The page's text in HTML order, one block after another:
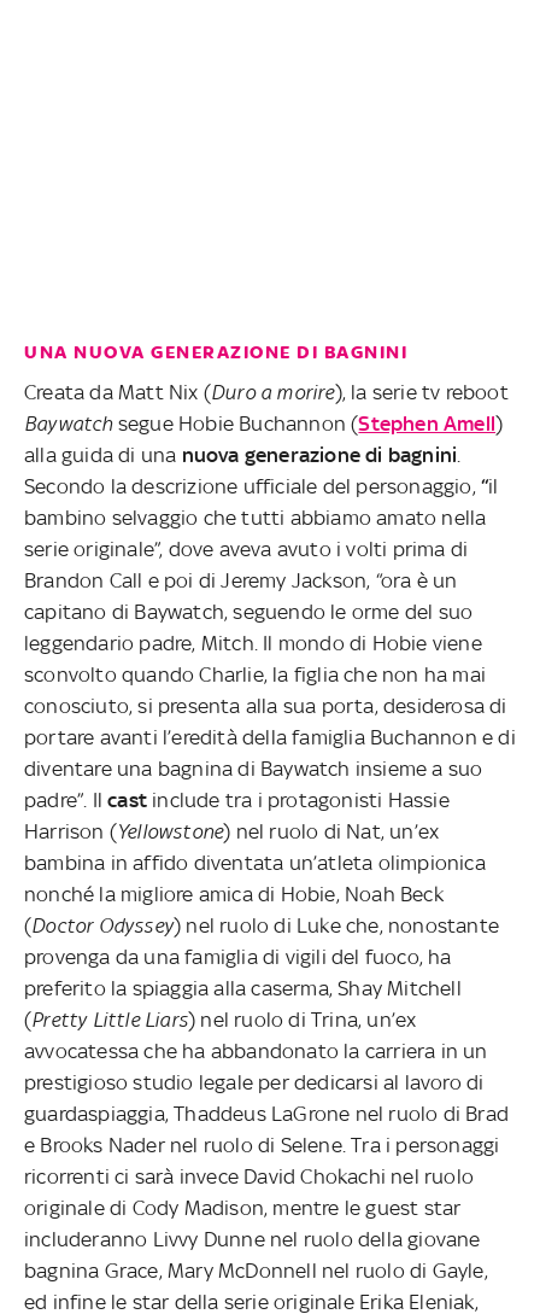
UNA NUOVA GENERAZIONE DI BAGNINI
Creata da Matt Nix (Duro a morire), la serie tv reboot
Baywatch segue Hobie Buchannon (Stephen Amell)
alla guida di una nuova generazione di bagnini
Secondo la descrizione ufficiale del personaggio,“il
bambino selvaggio che tutti abbiamo amato nella
serie originale”, dove aveva avuto i volti prima di
Brandon Call e poi di Jeremy Jackson, “ora è un
capitano di Baywatch, seguendo le orme del suo
leggendario padre, Mitch. Il mondo di Hobie viene
sconvolto quando Charlie, la figlia che non ha mai
conosciuto, si presenta alla sua porta, desiderosa di
portare avanti l’eredità della famiglia Buchannon e di
diventare una bagnina di Baywatch insieme a suo
padre”. Ilcast include tra i protagonisti Hassie
Harrison (Yellowstone) nel ruolo di Nat, un’ex
bambina in affido diventata un’atleta olimpionica
nonché la migliore amica di Hobie, Noah Beck
(Doctor Odyssey) nel ruolo di Luke che, nonostante
provenga da una famiglia di vigili del fuoco, ha
preferito la spiaggia alla caserma, Shay Mitchell
(Pretty Little Liars) nel ruolo di Trina, un’ex
avvocatessa che ha abbandonato la carriera in un
prestigioso studio legale per dedicarsi al lavoro di
guardaspiaggia, Thaddeus LaGrone nel ruolo di Brad
e Brooks Nader nel ruolo di Selene. Tra i personaggi
ricorrenti ci sarà invece David Chokachi nel ruolo
originale di Cody Madison, mentre le guest star
includeranno Livvy Dunne nel ruolo della giovane
bagnina Grace, Mary McDonnell nel ruolo di Gayle,
ed infine le star della serie originale Erika Eleniak,